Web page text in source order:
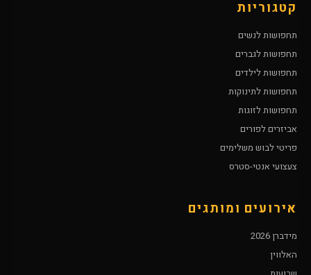
קטגוריות
תחפושות לנשים
תחפושות לגברים
תחפושות לילדים
תחפושות לתינוקות
תחפושות לזוגות
אביזרים לפורים
פריטי לבוש משלימים
צעצועי אנטי-סטרס
אירועים ומותגים
מידברן 2026
האלווין